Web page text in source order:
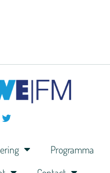
Programma